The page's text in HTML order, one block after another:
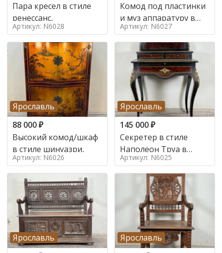
Пара кресел в стиле
ренессанс,
Артикул: N6028
Комод под пластинки
и муз аппаратуру в
стиле шинуазри,
Артикул: N6027
Ярославль
88 000₽
Высокий комод/шкаф
в стиле шинуазри,
Артикул: N6026
Ярославль
145 000₽
Секретер в стиле
Наполеон Труа в
стиле 19 век
Артикул: N6025
Ярославль
Ярославль